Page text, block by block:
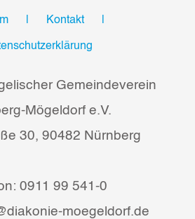
Kontakt
Gemeindeverein
Mögeldorf e.V.
30, 90482 Nürnberg
0911 99 541-0
moegeldorf.de